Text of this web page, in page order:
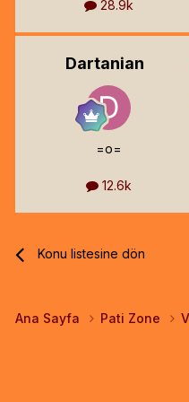
28.9k
Dartanian
=o=
12.6k
Konu listesine dön
Ana Sayfa Pati Zone